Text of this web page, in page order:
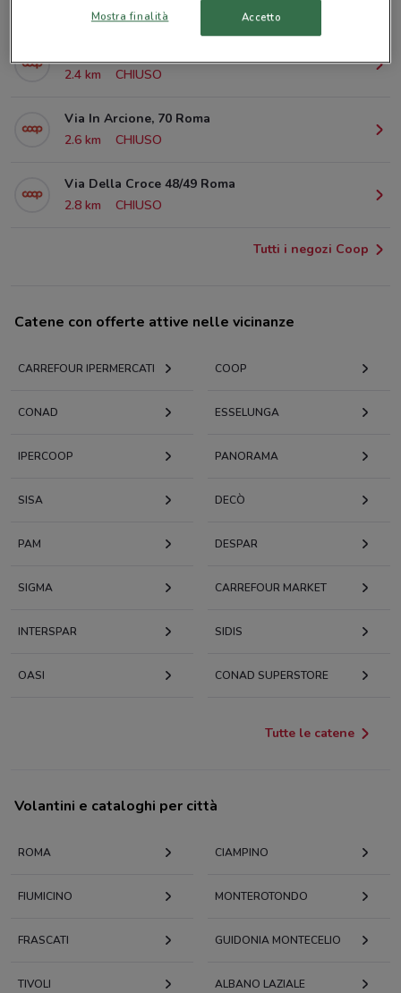
2.3 km
CHIUSO
2.4 km
CHIUSO
Via In Arcione, 70 Roma
2.6 km
CHIUSO
Via Della Croce 48/49 Roma
2.8 km
CHIUSO
Tutti i negozi Coop
Catene con offerte attive nelle vicinanze
CARREFOUR IPERMERCATI COOP
CONAD ESSELUNGA
IPERCOOP PANORAMA
SISA DECÒ
PAM DESPAR
SIGMA CARREFOUR MARKET
INTERSPAR SIDIS
OASI CONAD SUPERSTORE
Tutte le catene
Volantini e cataloghi per città
ROMA CIAMPINO
FIUMICINO MONTEROTONDO
FRASCATI GUIDONIA MONTECELIO
TIVOLI ALBANO LAZIALE
Mostra finalità Accetto